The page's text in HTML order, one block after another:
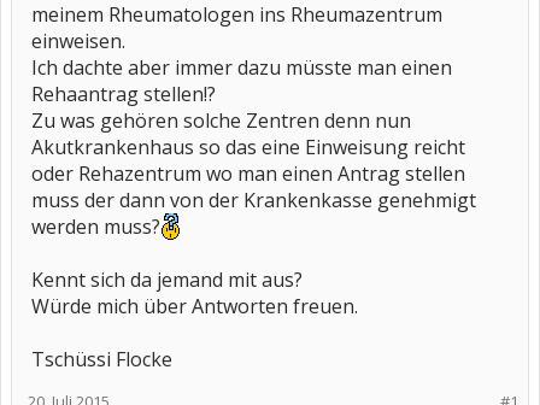
meinem Rheumatologen ins Rheumazentrum
einweisen.
Ich dachte aber immer dazu müsste man einen
Rehaantrag stellen!?
Zu was gehören solche Zentren denn nun
Akutkrankenhaus so das eine Einweisung reicht
oder Rehazentrum wo man einen Antrag stellen
muss der dann von der Krankenkasse genehmigt
werden muss?
Kennt sich da jemand mit aus?
Würde mich über Antworten freuen.
Tschüssi Flocke